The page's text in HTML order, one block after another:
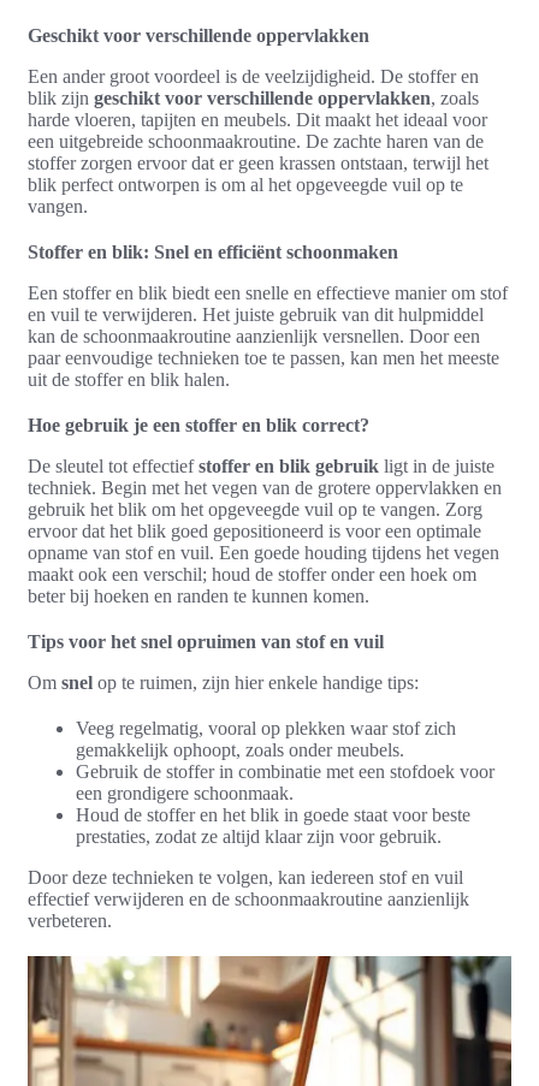
Geschikt voor verschillende oppervlakken
Een ander groot voordeel is de veelzijdigheid. De stoffer en
blik zijn geschikt voor verschillende oppervlakken, zoals
harde vloeren, tapijten en meubels. Dit maakt het ideaal voor
een uitgebreide schoonmaakroutine. De zachte haren van de
stoffer zorgen ervoor dat er geen krassen ontstaan, terwijl het
blik perfect ontworpen is om al het opgeveegde vuil op te
vangen.
Stoffer en blik: Snel en efficiënt schoonmaken
Een stoffer en blik biedt een snelle en effectieve manier om stof
en vuil te verwijderen. Het juiste gebruik van dit hulpmiddel
kan de schoonmaakroutine aanzienlijk versnellen. Door een
paar eenvoudige technieken toe te passen, kan men het meeste
uit de stoffer en blik halen.
Hoe gebruik je een stoffer en blik correct?
De sleutel tot effectiefstoffer en blik gebruik ligt in de juiste
techniek. Begin met het vegen van de grotere oppervlakken en
gebruik het blik om het opgeveegde vuil op te vangen. Zorg
ervoor dat het blik goed gepositioneerd is voor een optimale
opname van stof en vuil. Een goede houding tijdens het vegen
maakt ook een verschil; houd de stoffer onder een hoek om
beter bij hoeken en randen te kunnen komen.
Tips voor het snel opruimen van stof en vuil
Om snel op te ruimen, zijn hier enkele handige tips:
Veeg regelmatig, vooral op plekken waar stof zich
gemakkelijk ophoopt, zoals onder meubels.
Gebruik de stoffer in combinatie met een stofdoek voor
een grondigere schoonmaak.
Houd de stoffer en het blik in goede staat voor beste
prestaties, zodat ze altijd klaar zijn voor gebruik.
Door deze technieken te volgen, kan iedereen stof en vuil
effectief verwijderen en de schoonmaakroutine aanzienlijk
verbeteren.